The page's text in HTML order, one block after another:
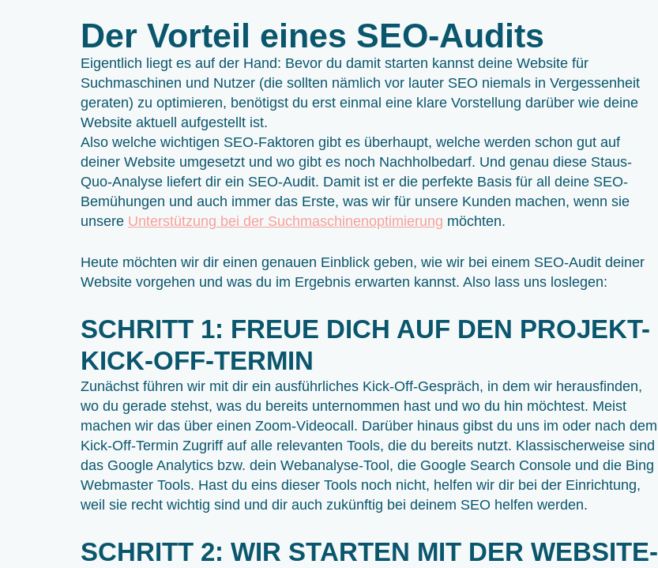
Der Vorteil eines SEO-Audits
Eigentlich liegt es auf der Hand: Bevor du damit starten kannst deine Website für
Suchmaschinen und Nutzer (die sollten nämlich vor lauter SEO niemals in Vergessenheit
geraten) zu optimieren, benötigst du erst einmal eine klare Vorstellung darüber wie deine
Website aktuell aufgestellt ist.
Also welche wichtigen SEO-Faktoren gibt es überhaupt, welche werden schon gut auf
deiner Website umgesetzt und wo gibt es noch Nachholbedarf. Und genau diese Staus-
Quo-Analyse liefert dir ein SEO-Audit. Damit ist er die perfekte Basis für all deine SEO-
Bemühungen und auch immer das Erste, was wir für unsere Kunden machen, wenn sie
unsere Unterstützung bei der Suchmaschinenoptimierung möchten.
Heute möchten wir dir einen genauen Einblick geben, wie wir bei einem SEO-Audit deiner
Website vorgehen und was du im Ergebnis erwarten kannst. Also lass uns loslegen:
SCHRITT 1: FREUE DICH AUF DEN PROJEKT-
KICK-OFF-TERMIN
Zunächst führen wir mit dir ein ausführliches Kick-Off-Gespräch, in dem wir herausfinden,
wo du gerade stehst, was du bereits unternommen hast und wo du hin möchtest. Meist
machen wir das über einen Zoom-Videocall. Darüber hinaus gibst du uns im oder nach dem
Kick-Off-Termin Zugriff auf alle relevanten Tools, die du bereits nutzt. Klassischerweise sind
das Google Analytics bzw. dein Webanalyse-Tool, die Google Search Console und die Bing
Webmaster Tools. Hast du eins dieser Tools noch nicht, helfen wir dir bei der Einrichtung,
weil sie recht wichtig sind und dir auch zukünftig bei deinem SEO helfen werden.
SCHRITT 2: WIR STARTEN MIT DER WEBSITE-